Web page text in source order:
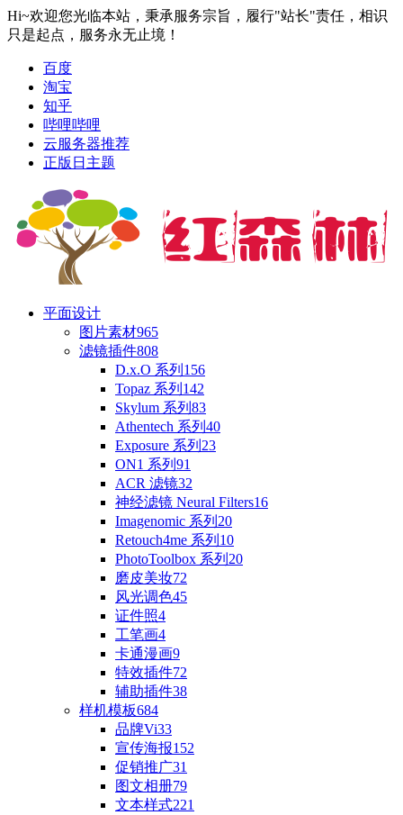
Hi~欢迎您光临本站，秉承服务宗旨，履行"站长"责任，相识
只是起点，服务永无止境！
百度
淘宝
知乎
哔哩哔哩
云服务器推荐
正版日主题
平面设计
图片素材965
滤镜插件808
D.x.O 系列 156
Topaz 系列 142
Skylum 系列 83
Athentech 系列 40
Exposure 系列 23
ON1 系列 91
ACR 滤镜32
神经滤镜 Neural Filters16
Imagenomic 系列 20
Retouch4me 系列 10
PhotoToolbox 系列 20
磨皮美妆72
风光调色45
证件照4
工笔画4
卡通漫画9
特效插件72
辅助插件38
样机模板684
品牌Vi33
宣传海报152
促销推广31
图文相册79
文本样式221